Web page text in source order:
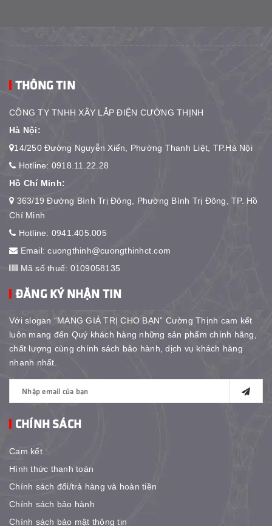
THÔNG TIN
CÔNG TY TNHH XÂY LẮP ĐIỆN CƯỜNG THỊNH
Hà Nội:
14/250 Đường Nguyễn Xiển, Phường Thanh Liệt, TP.Hà Nội
Hotline: 0918.11.22.28
Hồ Chí Minh:
363/19 Đường Bình Trị Đông, Phường Bình Trị Đông, TP. Hồ
Chí Minh
Hotline: 0941.405.005
Email:cuongthinh@cuongthinhct.com
Mã số thuế: 0109058135
ĐĂNG KÝ NHẬN TIN
Với slogan “MANG GIÁ TRỊ CHO BẠN” Cường Thịnh cam kết
luôn mang đến Quý khách hàng những sản phẩm chính hãng,
chất lượng cùng chính sách bảo hành, dịch vụ khách hàng
nhanh nhất.
CHÍNH SÁCH
Cam kết
Hình thức thanh toán
Chính sách đổi/trả hàng và hoàn tiền
Chính sách bảo hành
Chính sách bảo mật thông tin